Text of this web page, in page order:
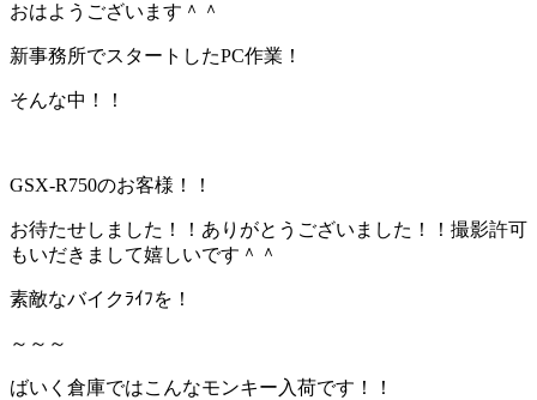
おはようございます＾＾
新事務所でスタートしたPC作業！
そんな中！！
GSX-R750のお客様！！
お待たせしました！！ありがとうございました！！撮影許可
もいだきまして嬉しいです＾＾
素敵なバイクﾗｲﾌを！
～～～
ばいく倉庫ではこんなモンキー入荷です！！